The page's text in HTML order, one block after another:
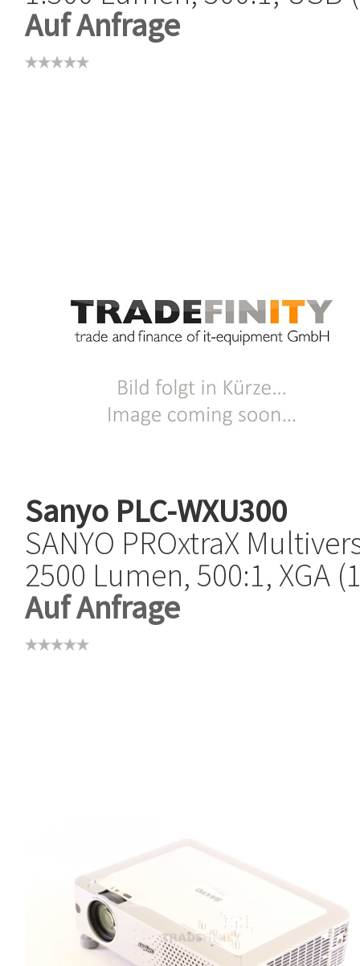
Auf Anfrage
Sanyo PLC-WXU300
SANYO PROxtraX
2500 Lumen, 500:1, XGA
Auf Anfrage